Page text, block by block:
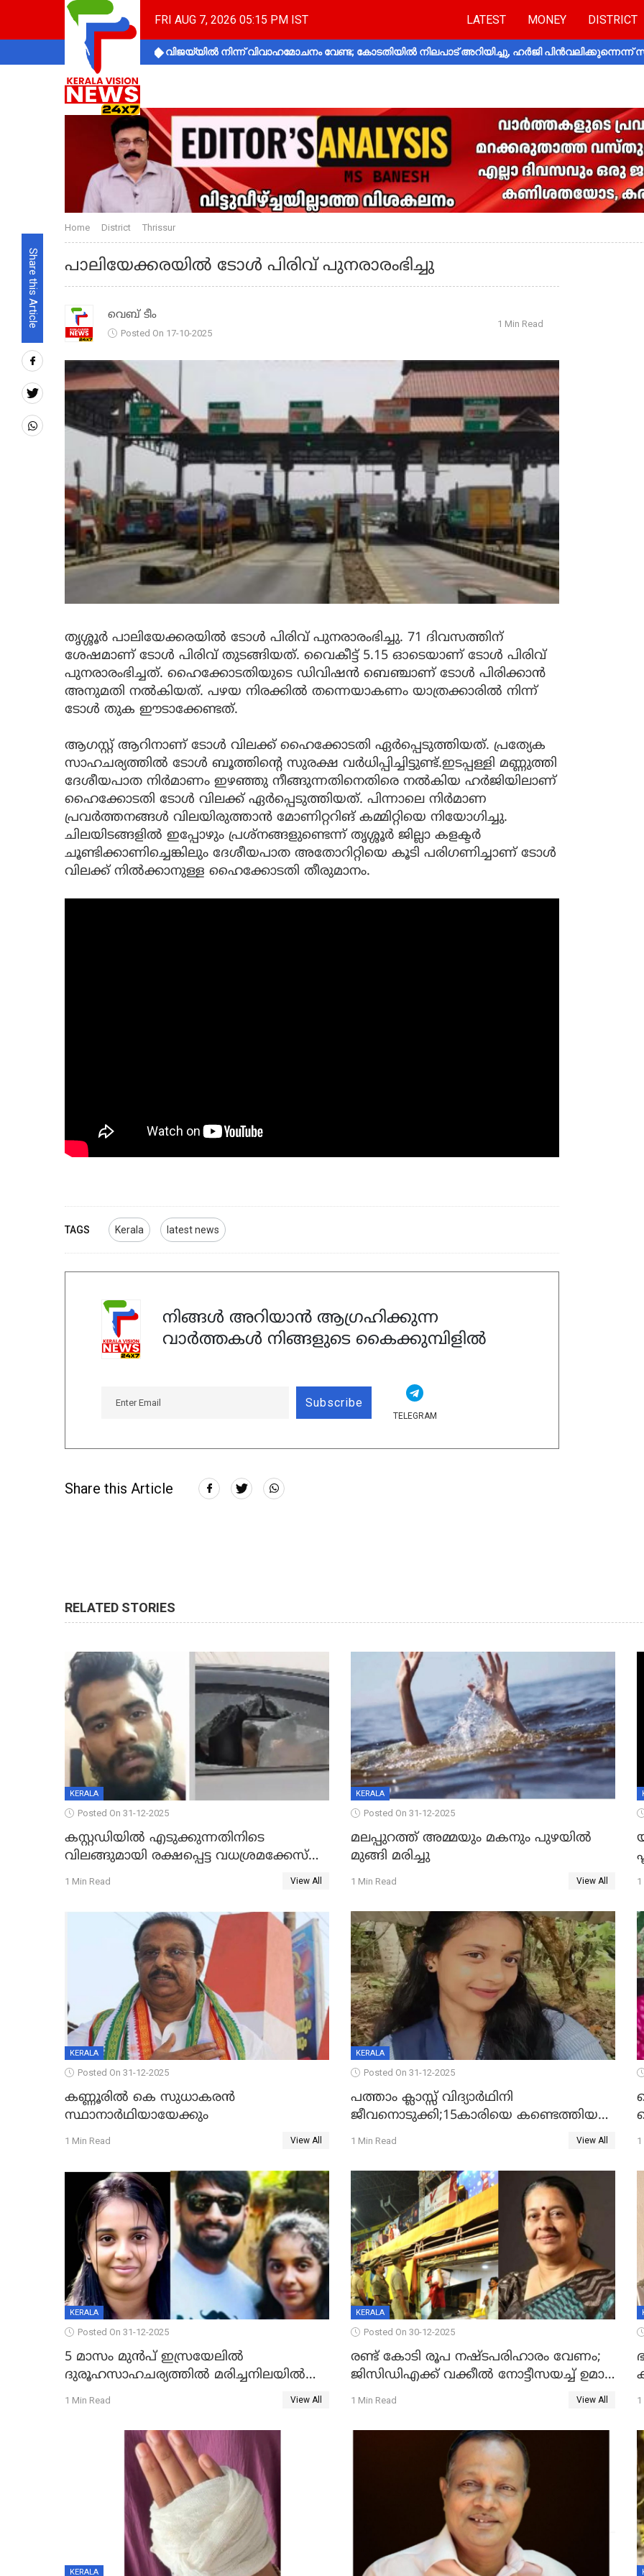
FRI AUG 7, 2026 05:15 PM IST LATEST MONEY DISTRICT
വിജയ്‌യിൽ നിന്ന് വിവാഹമോചനം വേണ്ട; കോടതിയിൽ നിലപാട് അറിയിച്ചു, ഹർജി പിൻവലിക്കുന്നെന്ന്
Share this Article
Home District Thrissur
പാലിയേക്കരയിൽ ടോൾ പിരിവ് പുനരാരംഭിച്ചു
വെബ് ടീം
Posted On 17-10-2025
1 Min Read
തൃശ്ശൂർ പാലിയേക്കരയിൽ ടോൾ പിരിവ് പുനരാരംഭിച്ചു. 71 ദിവസത്തിന്
ശേഷമാണ് ടോൾ പിരിവ് തുടങ്ങിയത്. വൈകീട്ട് 5.15 ഓടെയാണ് ടോൾ പിരിവ്
പുനരാരംഭിച്ചത്. ഹൈക്കോടതിയുടെ ഡിവിഷൻ ബെഞ്ചാണ് ടോൾ പിരിക്കാൻ
അനുമതി നൽകിയത്. പഴയ നിരക്കിൽ തന്നെയാകണം യാത്രക്കാരിൽ നിന്ന്
ടോൾ തുക ഈടാക്കേണ്ടത്.
ആഗസ്റ്റ് ആറിനാണ് ടോൾ വിലക്ക് ഹൈക്കോടതി ഏർപ്പെടുത്തിയത്. പ്രത്യേക
സാഹചര്യത്തിൽ ടോൾ ബൂത്തിന്റെ സുരക്ഷ വർധിപ്പിച്ചിട്ടുണ്ട്.ഇടപ്പള്ളി മണ്ണുത്തി
ദേശീയപാത നിർമാണം ഇഴഞ്ഞു നീങ്ങുന്നതിനെതിരെ നൽകിയ ഹർജിയിലാണ്
ഹൈക്കോടതി ടോൾ വിലക്ക് ഏർപ്പെടുത്തിയത്. പിന്നാലെ നിർമാണ
പ്രവർത്തനങ്ങൾ വിലയിരുത്താൻ മോണിറ്ററിങ് കമ്മിറ്റിയെ നിയോഗിച്ചു.
ചിലയിടങ്ങളിൽ ഇപ്പോഴും പ്രശ്നങ്ങളുണ്ടെന്ന് തൃശ്ശൂർ ജില്ലാ കളക്ടർ
ചൂണ്ടിക്കാണിച്ചെങ്കിലും ദേശീയപാത അതോറിറ്റിയെ കൂടി പരിഗണിച്ചാണ് ടോൾ
വിലക്ക് നിൽക്കാനുള്ള ഹൈക്കോടതി തീരുമാനം.
TAGS Kerala latest news
നിങ്ങൾ അറിയാൻ ആഗ്രഹിക്കുന്ന
വാർത്തകൾ നിങ്ങളുടെ കൈക്കുമ്പിളിൽ
Subscribe
TELEGRAM
Share this Article
RELATED STORIES
KERALA
Posted On 31-12-2025
കസ്റ്റഡിയിൽ എടുക്കുന്നതിനിടെ
വിലങ്ങുമായി രക്ഷപ്പെട്ട വധശ്രമക്കേസ്
പ്രതി പിടിയിൽ
1 Min Read View All
KERALA
Posted On 31-12-2025
മലപ്പുറത്ത് അമ്മയും മകനും പുഴയിൽ
മുങ്ങി മരിച്ചു
1 Min Read View All 1
KERALA
Posted On 31-12-2025
കണ്ണൂരിൽ കെ സുധാകരൻ
സ്ഥാനാർഥിയായേക്കും
1 Min Read View All
KERALA
Posted On 31-12-2025
പത്താം ക്ലാസ്സ് വിദ്യാര്‍ഥിനി
ജീവനൊടുക്കി;15കാരിയെ കണ്ടെത്തിയത്
കിടപ്പുമുറിയില്‍ തൂങ്ങി മരിച്ച നിലയിൽ
1 Min Read View All 1
KERALA
Posted On 31-12-2025
5 മാസം മുൻപ് ഇസ്രയേലിൽ
ദുരൂഹസാഹചര്യത്തിൽ മരിച്ചനിലയിൽ
കണ്ടെത്തിയ മലയാളി യുവാവിന്റെ
1 Min Read View All
KERALA
Posted On 30-12-2025
രണ്ട് കോടി രൂപ നഷ്ടപരിഹാരം വേണം;
ജിസിഡിഎക്ക് വക്കീൽ നോട്ടീസയച്ച് ഉമാ
തോമസ്
1 Min Read View All 1
KERALA